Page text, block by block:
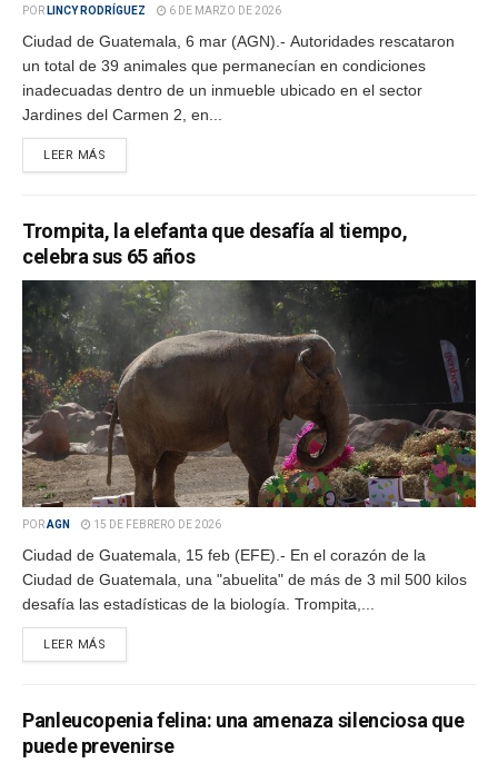
POR LINCY RODRÍGUEZ 6 DE MARZO DE 2026
Ciudad de Guatemala, 6 mar (AGN).- Autoridades rescataron
un total de 39 animales que permanecían en condiciones
inadecuadas dentro de un inmueble ubicado en el sector
Jardines del Carmen 2, en...
LEER MÁS
Trompita, la elefanta que desafía al tiempo,
celebra sus 65 años
PORAGN 15 DE FEBRERO DE 2026
Ciudad de Guatemala, 15 feb (EFE).- En el corazón de la
Ciudad de Guatemala, una "abuelita" de más de 3 mil 500 kilos
desafía las estadísticas de la biología. Trompita,...
LEER MÁS
Panleucopenia felina: una amenaza silenciosa que
puede prevenirse